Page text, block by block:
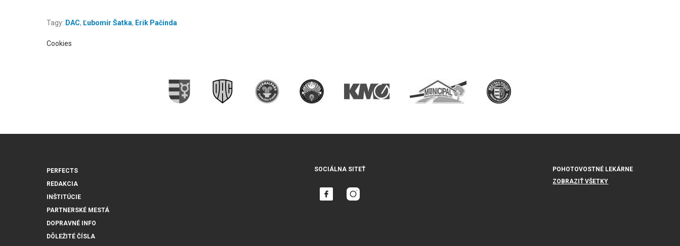
Tagy: DAC, Ľubomír Šatka, Erik Pačinda
Cookies
PERFECTS
REDAKCIA
INŠTITÚCIE
PARTNERSKÉ MESTÁ
DOPRAVNÉ INFO
DÔLEŽITÉ ČÍSLA
SOCIÁLNA SITEŤ
POHOTOVOSTNÉ LEKÁRNE
ZOBRAZIŤ VŠETKY